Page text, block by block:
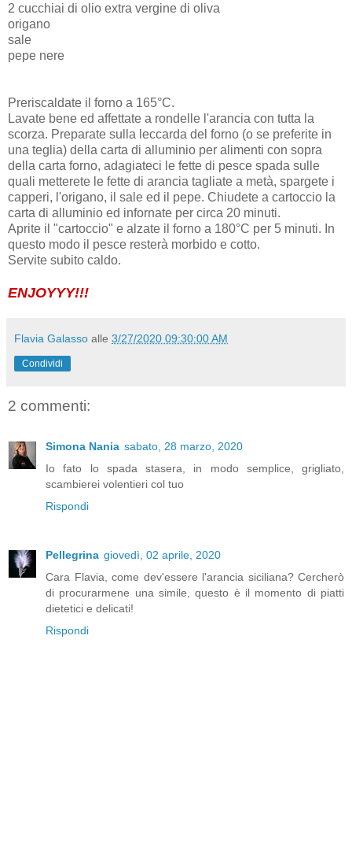
2 cucchiai di olio extra vergine di oliva
origano
sale
pepe nere
Preriscaldate il forno a 165°C.
Lavate bene ed affettate a rondelle l'arancia con tutta la
scorza. Preparate sulla leccarda del forno (o se preferite in
una teglia) della carta di alluminio per alimenti con sopra
della carta forno, adagiateci le fette di pesce spada sulle
quali metterete le fette di arancia tagliate a metà, spargete i
capperi, l'origano, il sale ed il pepe. Chiudete a cartoccio la
carta di alluminio ed infornate per circa 20 minuti.
Aprite il "cartoccio" e alzate il forno a 180°C per 5 minuti. In
questo modo il pesce resterà morbido e cotto.
Servite subito caldo.
ENJOYYY!!!
Flavia Galasso alle 3/27/2020 09:30:00 AM
Condividi
2 commenti:
Simona Nania sabato, 28 marzo, 2020
Io fato lo spada stasera, in modo semplice, grigliato,
scambierei volentieri col tuo
Rispondi
Pellegrina giovedì, 02 aprile, 2020
Cara Flavia, come dev'essere l'arancia siciliana? Cercherò
di procurarmene una simile, questo è il momento di piatti
dietetici e delicati!
Rispondi